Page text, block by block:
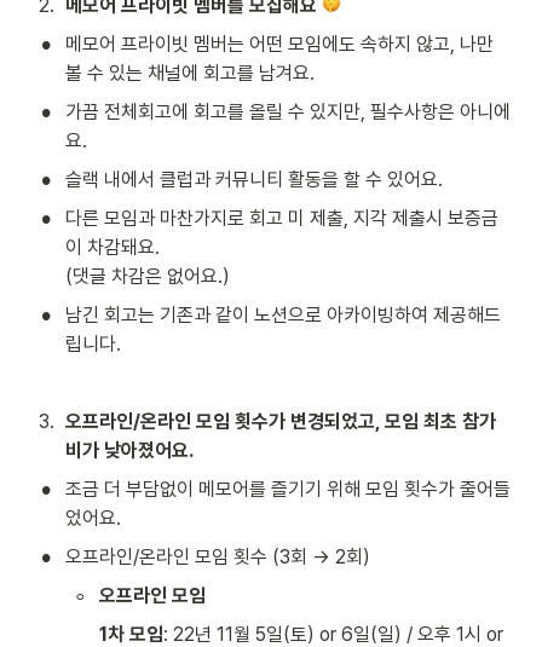
2. 메모어 프라이빗 멤버를 모집해요
•
메모어 프라이빗 멤버는 어떤 모임에도 속하지 않고, 나만
볼 수 있는 채널에 회고를 남겨요.
•
가끔 전체회고에 회고를 올릴 수 있지만, 필수사항은 아니에
요.
• 슬랙 내에서 클럽과 커뮤니티 활동을 할 수 있어요.
•
다른 모임과 마찬가지로 회고 미 제출, 지각 제출시 보증금
이 차감돼요.
(댓글 차감은 없어요.)
•
남긴 회고는 기존과 같이 노션으로 아카이빙하여 제공해드
립니다.
3. 오프라인/온라인 모임 횟수가 변경되었고, 모임 최초 참가
비가 낮아졌어요.
•
조금 더 부담없이 메모어를 즐기기 위해 모임 횟수가 줄어들
었어요.
• 오프라인/온라인 모임 횟수 (3회 → 2회)
◦
오프라인 모임
1차 모임: 22년 11월 5일(토) or 6일(일) / 오후 1시 or